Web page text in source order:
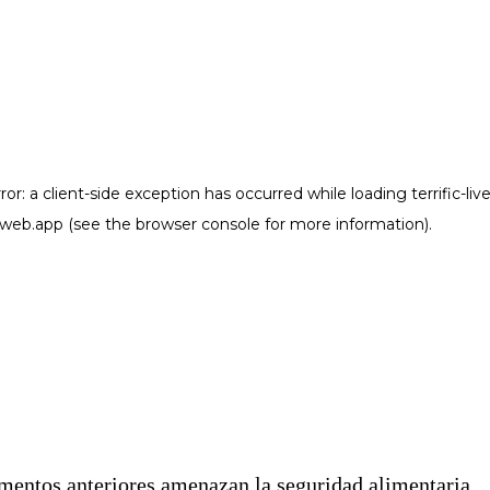
anteriores amenazan la seguridad alimentaria